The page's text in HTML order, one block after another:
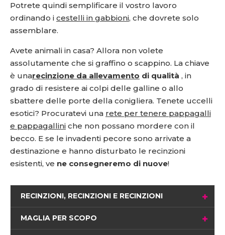
Potrete quindi semplificare il vostro lavoro
ordinando i cestelli in gabbioni, che dovrete solo
assemblare.
Avete animali in casa? Allora non volete
assolutamente che si graffino o scappino. La chiave
è unarecinzione da allevamento di qualità , in
grado di resistere ai colpi delle galline o allo
sbattere delle porte della conigliera. Tenete uccelli
esotici? Procuratevi una rete per tenere pappagalli
e pappagallini che non possano mordere con il
becco. E se le invadenti pecore sono arrivate a
destinazione e hanno disturbato le recinzioni
esistenti, ve ne consegneremo di nuove!
RECINZIONI, RECINZIONI E RECINZIONI
MAGLIA PER SCOPO